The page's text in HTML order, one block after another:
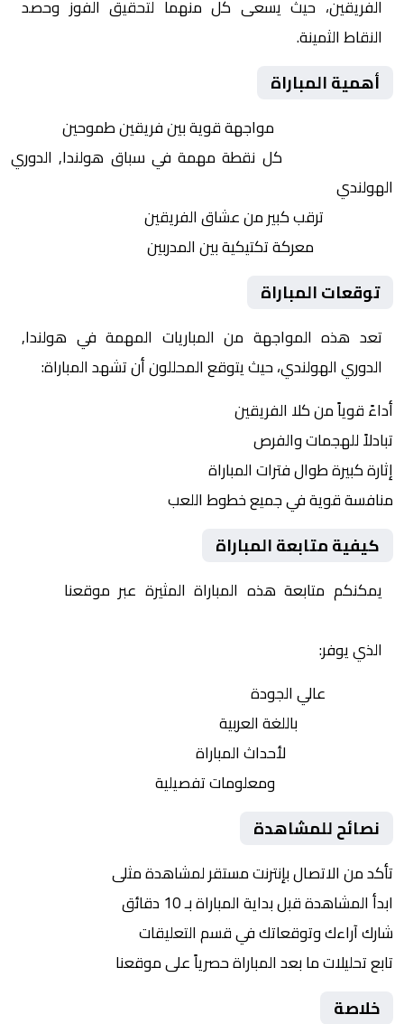
الفريقين، حيث يسعى كل منهما لتحقيق الفوز وحصد
النقاط الثمينة.
أهمية المباراة
مواجهة قوية بين فريقين طموحين
كل نقطة مهمة في سباق هولندا, الدوري
الهولندي
ترقب كبير من عشاق الفريقين
معركة تكتيكية بين المدربين
توقعات المباراة
تعد هذه المواجهة من المباريات المهمة في هولندا,
الدوري الهولندي، حيث يتوقع المحللون أن تشهد المباراة:
أداءً قوياً من كلا الفريقين
تبادلاً للهجمات والفرص
إثارة كبيرة طوال فترات المباراة
منافسة قوية في جميع خطوط اللعب
كيفية متابعة المباراة
يمكنكم متابعة هذه المباراة المثيرة عبر موقعنا
الذي يوفر:
عالي الجودة
باللغة العربية
لأحداث المباراة
ومعلومات تفصيلية
نصائح للمشاهدة
تأكد من الاتصال بإنترنت مستقر لمشاهدة مثلى
ابدأ المشاهدة قبل بداية المباراة بـ 10 دقائق
شارك آراءك وتوقعاتك في قسم التعليقات
تابع تحليلات ما بعد المباراة حصرياً على موقعنا
خلاصة